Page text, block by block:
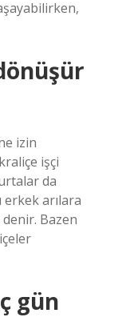
izin
işçi
da
arılara
Bazen
gün